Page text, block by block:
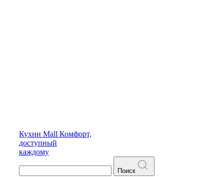
Кухни Mall Комфорт,
доступный
каждому
Поиск